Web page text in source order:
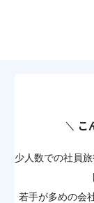
こ
少人数での社員
若手が多めの会